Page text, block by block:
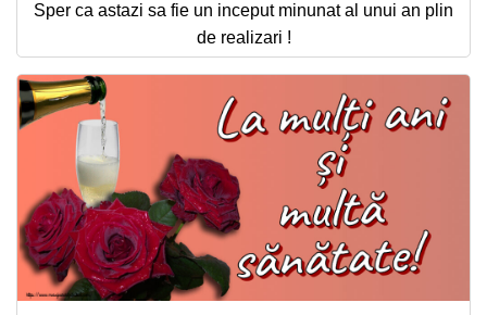
Sper ca astazi sa fie un inceput minunat al unui an plin
de realizari !